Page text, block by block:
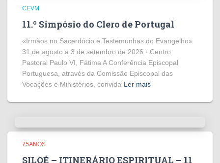
CEVM
11.º Simpósio do Clero de Portugal
«Irmãos no Sacerdócio e Testemunhas do Evangelho»
31 de agosto a 3 de setembro de 2026 · Centro
Pastoral Paulo VI, Fátima A Conferência Episcopal
Portuguesa, através da Comissão Episcopal das
Vocações e Ministérios, convida Ler mais
75ANOS
SILOÉ – ITINERÁRIO ESPIRITUAL – 11